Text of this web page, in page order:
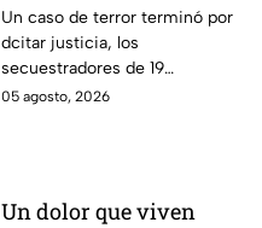
así cayó la pareja que
retenía a 19 migrantes
en Puebla
Un caso de terror terminó por
dcitar justicia, los
secuestradores de 19
migrantes recibieron una
05 agosto, 2026
Un dolor que viven